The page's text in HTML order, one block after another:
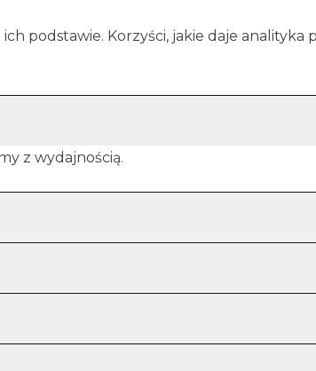
podstawie. Korzyści, jakie daje analityka
z wydajnością.